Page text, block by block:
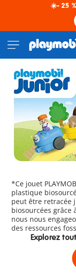
☀️- 25
*Ce jouet
plastique
peut être retracée
biosourcées grâce
nous nous
des ressources
Explorez